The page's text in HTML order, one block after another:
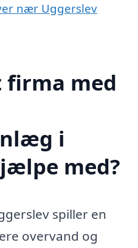
nær Uggerslev
firma med
i
med?
spiller en
overvand og